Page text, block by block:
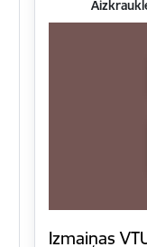
Izmaiņas